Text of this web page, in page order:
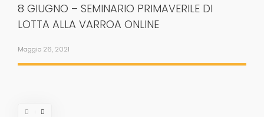
8 GIUGNO – SEMINARIO PRIMAVERILE DI
LOTTA ALLA VARROA ONLINE
Maggio 26, 2021